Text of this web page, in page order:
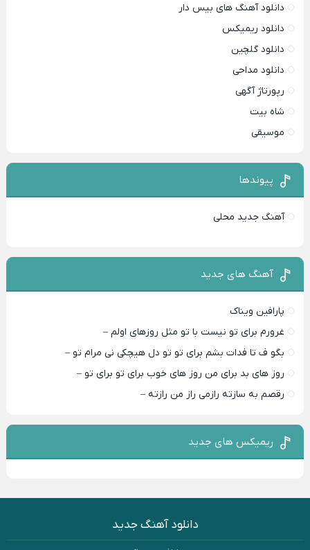
دانلود آهنگ های بیس دار
دانلود ریمیکس
دانلود گلچین
دانلود مداحی
رپورتاژ آگهی
شاه بیت
موسیقی
پیوندها
آهنگ جدید محلی
آهنگ های جدید
پارافین ویناک
غرورم برای تو نیست با تو مثل روزهای اولم –
بگو ف تا فدات بشم برای تو تو دل هیچکی نی مرام تو –
روز های بد برای من روز های خوب برای تو برای تو –
رقصم به سازته رازمی راز من رازته –
ریمیکس های جدید
دانلود آهنگ جدید